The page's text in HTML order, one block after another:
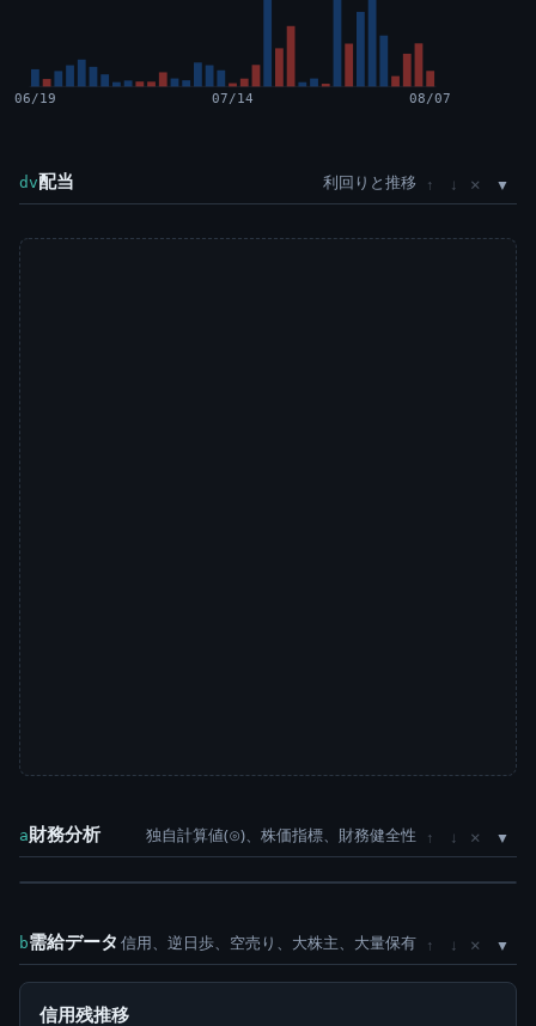
06/19 07/14 08/07
dv配当 利回りと推移 ↑ ↓ ×
a財務分析 独自計算値(⊙)、株価指標、財務健全性 ↑ ↓ ×
b需給データ 信用、逆日歩、空売り、大株主、大量保有 ↑ ↓ ×
信用残推移